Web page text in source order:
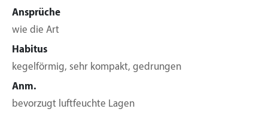
Ansprüche
wie die Art
Habitus
kegelförmig, sehr kompakt, gedrungen
Anm.
bevorzugt luftfeuchte Lagen